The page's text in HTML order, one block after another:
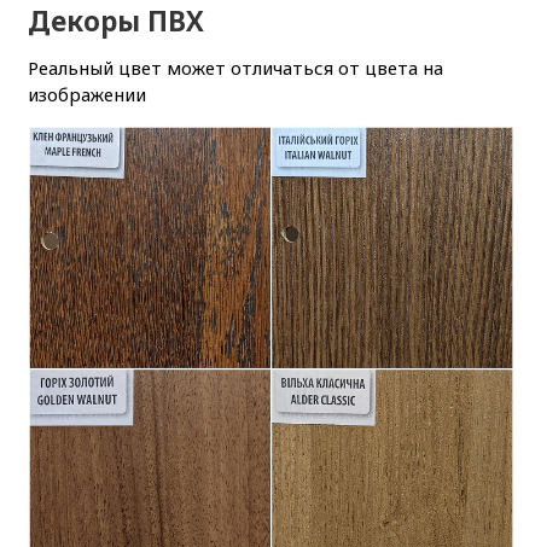
Декоры ПВХ
Реальный цвет может отличаться от цвета на
изображении